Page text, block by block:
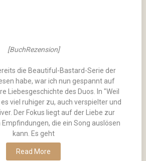
[BuchRezension]
die Beautiful-Bastard-Serie der
habe, war ich nun gespannt auf
Liebesgeschichte des Duos. In "Weil
viel ruhiger zu, auch verspielter und
Der Fokus liegt auf der Liebe zur
Empfindungen, die ein Song auslösen
kann. Es geht
Read More